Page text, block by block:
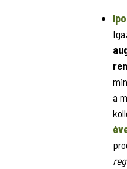
a